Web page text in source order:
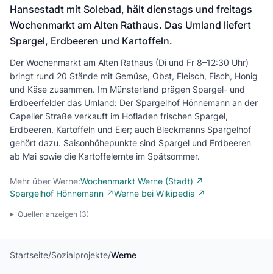
Hansestadt mit Solebad, hält dienstags und freitags
Wochenmarkt am Alten Rathaus. Das Umland liefert
Spargel, Erdbeeren und Kartoffeln.
Der Wochenmarkt am Alten Rathaus (Di und Fr 8–12:30 Uhr)
bringt rund 20 Stände mit Gemüse, Obst, Fleisch, Fisch, Honig
und Käse zusammen. Im Münsterland prägen Spargel- und
Erdbeerfelder das Umland: Der Spargelhof Hönnemann an der
Capeller Straße verkauft im Hofladen frischen Spargel,
Erdbeeren, Kartoffeln und Eier; auch Bleckmanns Spargelhof
gehört dazu. Saisonhöhepunkte sind Spargel und Erdbeeren
ab Mai sowie die Kartoffelernte im Spätsommer.
Mehr über Werne:Wochenmarkt Werne (Stadt) ↗
Spargelhof Hönnemann ↗Werne bei Wikipedia ↗
Quellen anzeigen (3)
Startseite/Sozialprojekte/Werne